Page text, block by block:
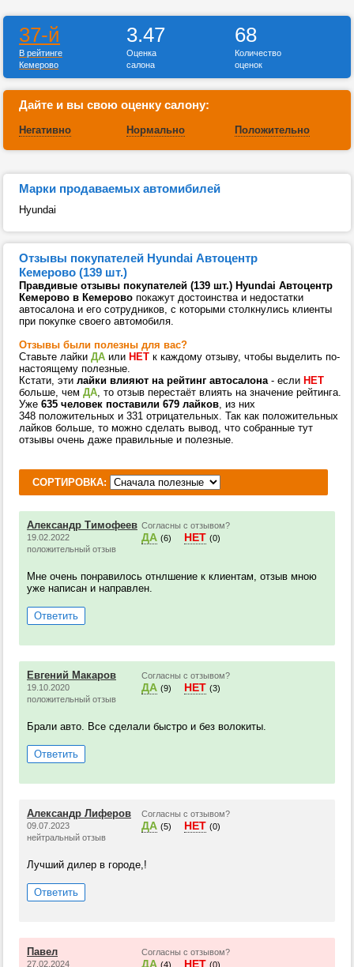
37-й
В рейтинге
Кемерово
3.47
Оценка
салона
68
Количество
оценок
Дайте и вы свою оценку салону:
Негативно Нормально Положительно
Марки продаваемых автомибилей
Hyundai
Отзывы покупателей Hyundai Автоцентр
Кемерово (139 шт.)
Правдивые отзывы покупателей (139 шт.) Hyundai Автоцентр
Кемерово в Кемерово покажут достоинства и недостатки
автосалона и его сотрудников, с которыми столкнулись клиенты
при покупке своего автомобиля.
Отзывы были полезны для вас?
Ставьте лайки ДА или НЕТ к каждому отзыву, чтобы выделить по-
настоящему полезные.
Кстати, эти лайки влияют на рейтинг автосалона- если НЕТ
больше, чем ДА, то отзыв перестаёт влиять на значение рейтинга.
Уже 635 человек поставили 679 лайков, из них
348 положительных и 331 отрицательных. Так как положительных
лайков больше, то можно сделать вывод, что собранные тут
отзывы очень даже правильные и полезные.
СОРТИРОВКА:
Александр Тимофеев
19.02.2022
положительный отзыв
Согласны с отзывом?
ДА (6) НЕТ (0)
Мне очень понравилось отнлшение к клиентам, отзыв мною
уже написан и направлен.
Ответить
Евгений Макаров
19.10.2020
положительный отзыв
Согласны с отзывом?
ДА (9) НЕТ (3)
Брали авто. Все сделали быстро и без волокиты.
Ответить
Александр Лиферов
09.07.2023
нейтральный отзыв
Согласны с отзывом?
ДА (5) НЕТ (0)
Лучший дилер в городе,!
Ответить
Павел
27.02.2024
Согласны с отзывом?
ДА (4) НЕТ (0)